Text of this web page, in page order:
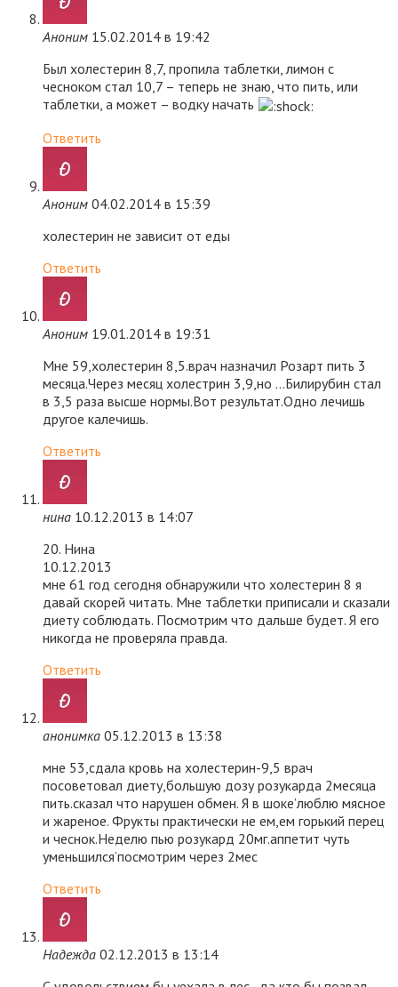
Аноним 15.02.2014 в 19:42
Был холестерин 8,7, пропила таблетки, лимон с
чесноком стал 10,7 – теперь не знаю, что пить, или
таблетки, а может – водку начать
Ответить
Аноним 04.02.2014 в 15:39
холестерин не зависит от еды
Ответить
Аноним 19.01.2014 в 19:31
Мне 59,холестерин 8,5.врач назначил Розарт пить 3
месяца.Через месяц холестрин 3,9,но …Билирубин стал
в 3,5 раза высше нормы.Вот результат.Одно лечишь
другое калечишь.
Ответить
нина 10.12.2013 в 14:07
20. Нина
10.12.2013
мне 61 год сегодня обнаружили что холестерин 8 я
давай скорей читать. Мне таблетки приписали и сказали
диету соблюдать. Посмотрим что дальше будет. Я его
никогда не проверяла правда.
Ответить
анонимка 05.12.2013 в 13:38
мне 53,сдала кровь на холестерин-9,5 врач
посоветовал диету,большую дозу розукарда 2месяца
пить.сказал что нарушен обмен. Я в шоке’люблю мясное
и жареное. Фрукты практически не ем,ем горький перец
и чеснок.Неделю пью розукард 20мг.аппетит чуть
уменьшился’посмотрим через 2мес
Ответить
Надежда 02.12.2013 в 13:14